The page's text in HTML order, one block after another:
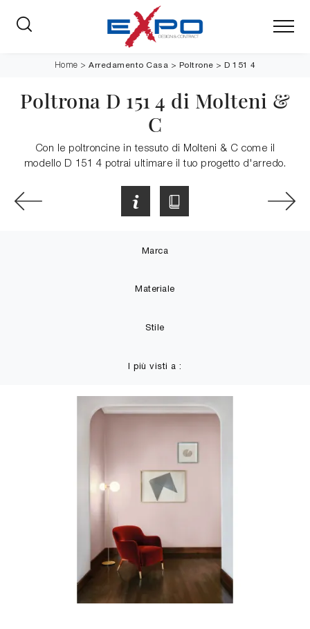
Home > Arredamento Casa > Poltrone > D 151 4
Poltrona D 151 4 di Molteni &
C
Con le poltroncine in tessuto di Molteni & C come il
modello D 151 4 potrai ultimare il tuo progetto d'arredo.
Marca
Materiale
Stile
I più visti a :